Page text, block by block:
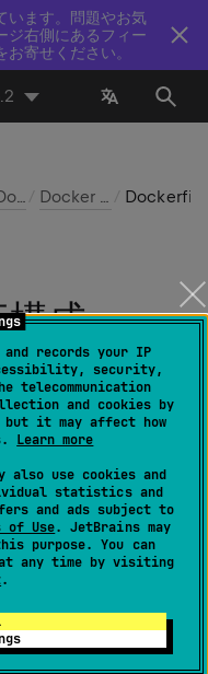
and records your IP
security,
telecommunication
and cookies by
but it may affect how
Learn more
also use cookies and
statistics and
and ads subject to
of Use. JetBrains may
purpose. You can
any time by visiting
.
います。問題やお気
ジ右側にあるフィー
お寄せください。
Docker Docker 実行構成
成
| Dockerfile
からイメージ
テナーを派生させま